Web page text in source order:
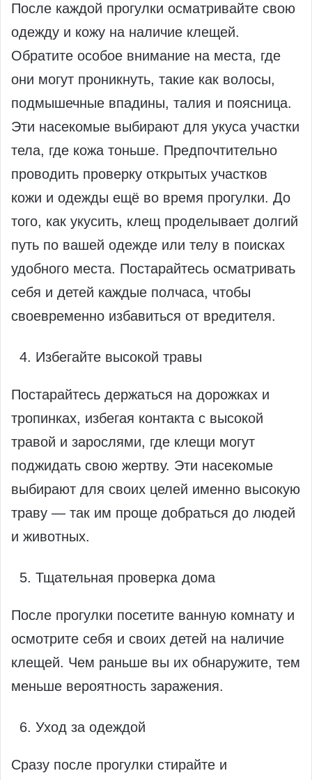
После каждой прогулки осматривайте свою
одежду и кожу на наличие клещей.
Обратите особое внимание на места, где
они могут проникнуть, такие как волосы,
подмышечные впадины, талия и поясница.
Эти насекомые выбирают для укуса участки
тела, где кожа тоньше. Предпочтительно
проводить проверку открытых участков
кожи и одежды ещё во время прогулки. До
того, как укусить, клещ проделывает долгий
путь по вашей одежде или телу в поисках
удобного места. Постарайтесь осматривать
себя и детей каждые полчаса, чтобы
своевременно избавиться от вредителя.
Избегайте высокой травы
Постарайтесь держаться на дорожках и
тропинках, избегая контакта с высокой
травой и зарослями, где клещи могут
поджидать свою жертву. Эти насекомые
выбирают для своих целей именно высокую
траву — так им проще добраться до людей
и животных.
Тщательная проверка дома
После прогулки посетите ванную комнату и
осмотрите себя и своих детей на наличие
клещей. Чем раньше вы их обнаружите, тем
меньше вероятность заражения.
Уход за одеждой
Сразу после прогулки стирайте и